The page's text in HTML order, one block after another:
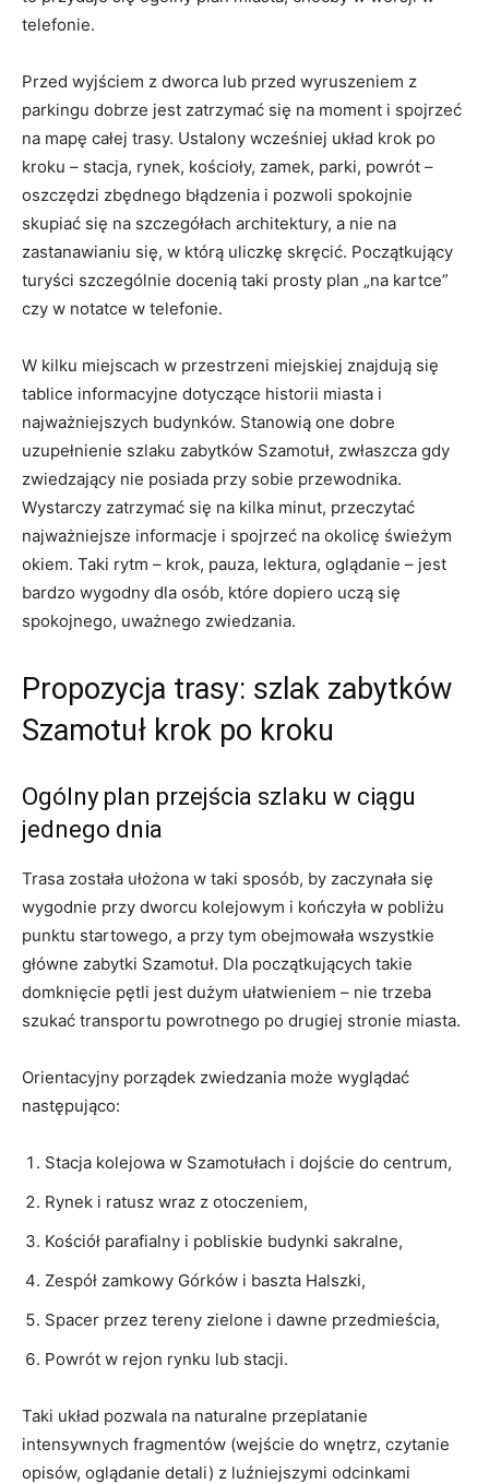
telefonie.
Przed wyjściem z dworca lub przed wyruszeniem z
parkingu dobrze jest zatrzymać się na moment i spojrzeć
na mapę całej trasy. Ustalony wcześniej układ krok po
kroku – stacja, rynek, kościoły, zamek, parki, powrót –
oszczędzi zbędnego błądzenia i pozwoli spokojnie
skupiać się na szczegółach architektury, a nie na
zastanawianiu się, w którą uliczkę skręcić. Początkujący
turyści szczególnie docenią taki prosty plan „na kartce”
czy w notatce w telefonie.
W kilku miejscach w przestrzeni miejskiej znajdują się
tablice informacyjne dotyczące historii miasta i
najważniejszych budynków. Stanowią one dobre
uzupełnienie szlaku zabytków Szamotuł, zwłaszcza gdy
zwiedzający nie posiada przy sobie przewodnika.
Wystarczy zatrzymać się na kilka minut, przeczytać
najważniejsze informacje i spojrzeć na okolicę świeżym
okiem. Taki rytm – krok, pauza, lektura, oglądanie – jest
bardzo wygodny dla osób, które dopiero uczą się
spokojnego, uważnego zwiedzania.
Propozycja trasy: szlak zabytków
Szamotuł krok po kroku
Ogólny plan przejścia szlaku w ciągu
jednego dnia
Trasa została ułożona w taki sposób, by zaczynała się
wygodnie przy dworcu kolejowym i kończyła w pobliżu
punktu startowego, a przy tym obejmowała wszystkie
główne zabytki Szamotuł. Dla początkujących takie
domknięcie pętli jest dużym ułatwieniem – nie trzeba
szukać transportu powrotnego po drugiej stronie miasta.
Orientacyjny porządek zwiedzania może wyglądać
następująco:
Stacja kolejowa w Szamotułach i dojście do centrum,
Rynek i ratusz wraz z otoczeniem,
Kościół parafialny i pobliskie budynki sakralne,
Zespół zamkowy Górków i baszta Halszki,
Spacer przez tereny zielone i dawne przedmieścia,
Powrót w rejon rynku lub stacji.
Taki układ pozwala na naturalne przeplatanie
intensywnych fragmentów (wejście do wnętrz, czytanie
opisów, oglądanie detali) z luźniejszymi odcinkami